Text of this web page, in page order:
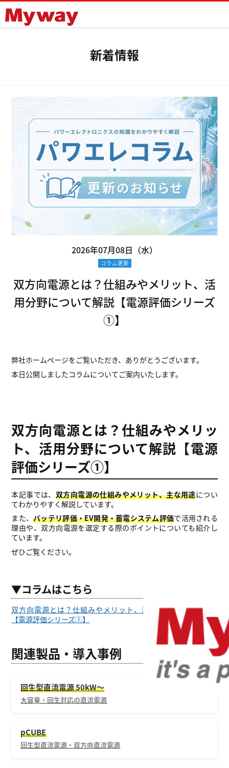
新着情報
2026年07月08日（水）
コラム更新
双方向電源とは？仕組みやメリット、活
用分野について解説【電源評価シリーズ
①】
弊社ホームページをご覧いただき、ありがとうございます。
本日公開しましたコラムについてご案内いたします。
双方向電源とは？仕組みやメリッ
ト、活用分野について解説【電源
評価シリーズ①】
本記事では、 双方向電源の仕組みやメリット、主な用途につい
てわかりやすく解説しています。
また、バッテリ評価・EV開発・蓄電システム評価で活用される
理由や、双方向電源を選定する際のポイントについても紹介し
ています。
ぜひご覧ください。
▼コラムはこちら
双方向電源とは？仕組みやメリット、活用分野について解説
【電源評価シリーズ①】
関連製品・導入事例
回生型直流電源 50kW～
大容量・回生対応の直流電源
pCUBE
回生型直流電源・双方向直流電源